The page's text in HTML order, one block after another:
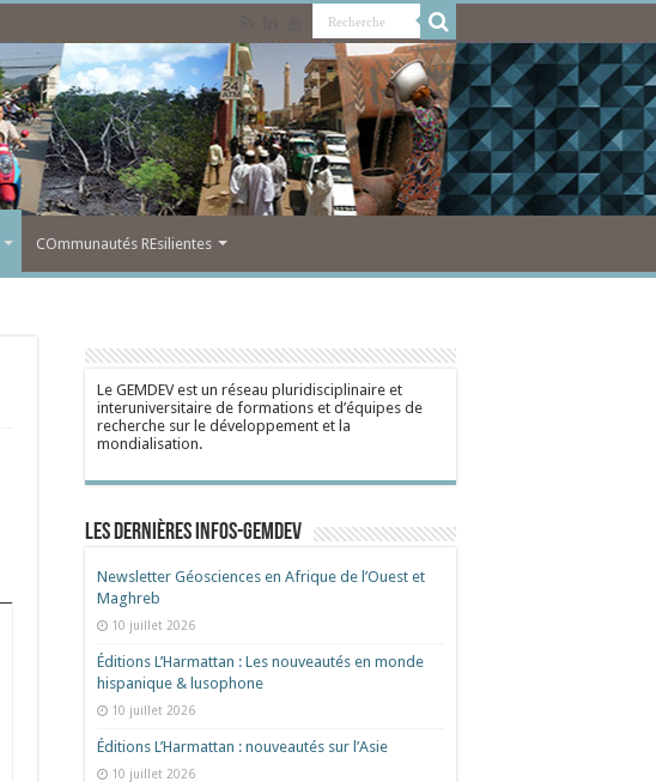
COmmunautés REsilientes
Le GEMDEV est un réseau pluridisciplinaire et
interuniversitaire de formations et d’équipes de
recherche sur le développement et la
mondialisation.
Les dernières Infos-Gemdev
Newsletter Géosciences en Afrique de l’Ouest et
Maghreb
10 juillet 2026
Éditions L’Harmattan : Les nouveautés en monde
hispanique & lusophone
10 juillet 2026
Éditions L’Harmattan : nouveautés sur l’Asie
10 juillet 2026